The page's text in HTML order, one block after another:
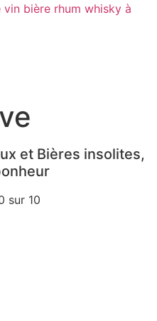
et Bières insolites,
sur 10